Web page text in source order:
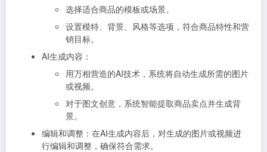
选择适合商品的模板或场景。
设置模特、背景、风格等选项，符合商品特性和营
销目标。
AI生成内容：
用万相营造的AI技术，系统将自动生成所需的图片
或视频。
对于图文创意，系统智能提取商品卖点并生成背
景。
编辑和调整： 在AI生成内容后，对生成的图片或视频进
行编辑和调整，确保符合需求。